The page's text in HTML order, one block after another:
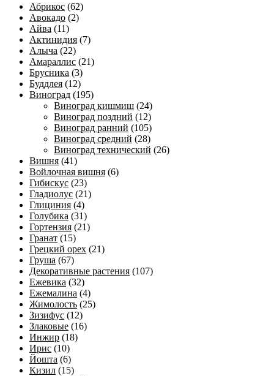
Абрикос (62)
Авокадо (2)
Айва (11)
Актинидия (7)
Алыча (22)
Амараллис (21)
Брусника (3)
Буддлея (12)
Виноград (195)
Виноград кишмиш (24)
Виноград поздний (12)
Виноград ранний (105)
Виноград средний (28)
Виноград технический (26)
Вишня (41)
Войлочная вишня (6)
Гибискус (23)
Гладиолус (21)
Глициния (4)
Голубика (31)
Гортензия (21)
Гранат (15)
Грецкий орех (21)
Груша (67)
Декоративные растения (107)
Ежевика (32)
Ежемалина (4)
Жимолость (25)
Зизифус (12)
Злаковые (16)
Инжир (18)
Ирис (10)
Йошта (6)
Кизил (15)